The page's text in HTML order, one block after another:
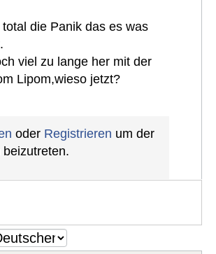
die Panik das es was
viel zu lange her mit der
Lipom,wieso jetzt?
oder Registrieren um der